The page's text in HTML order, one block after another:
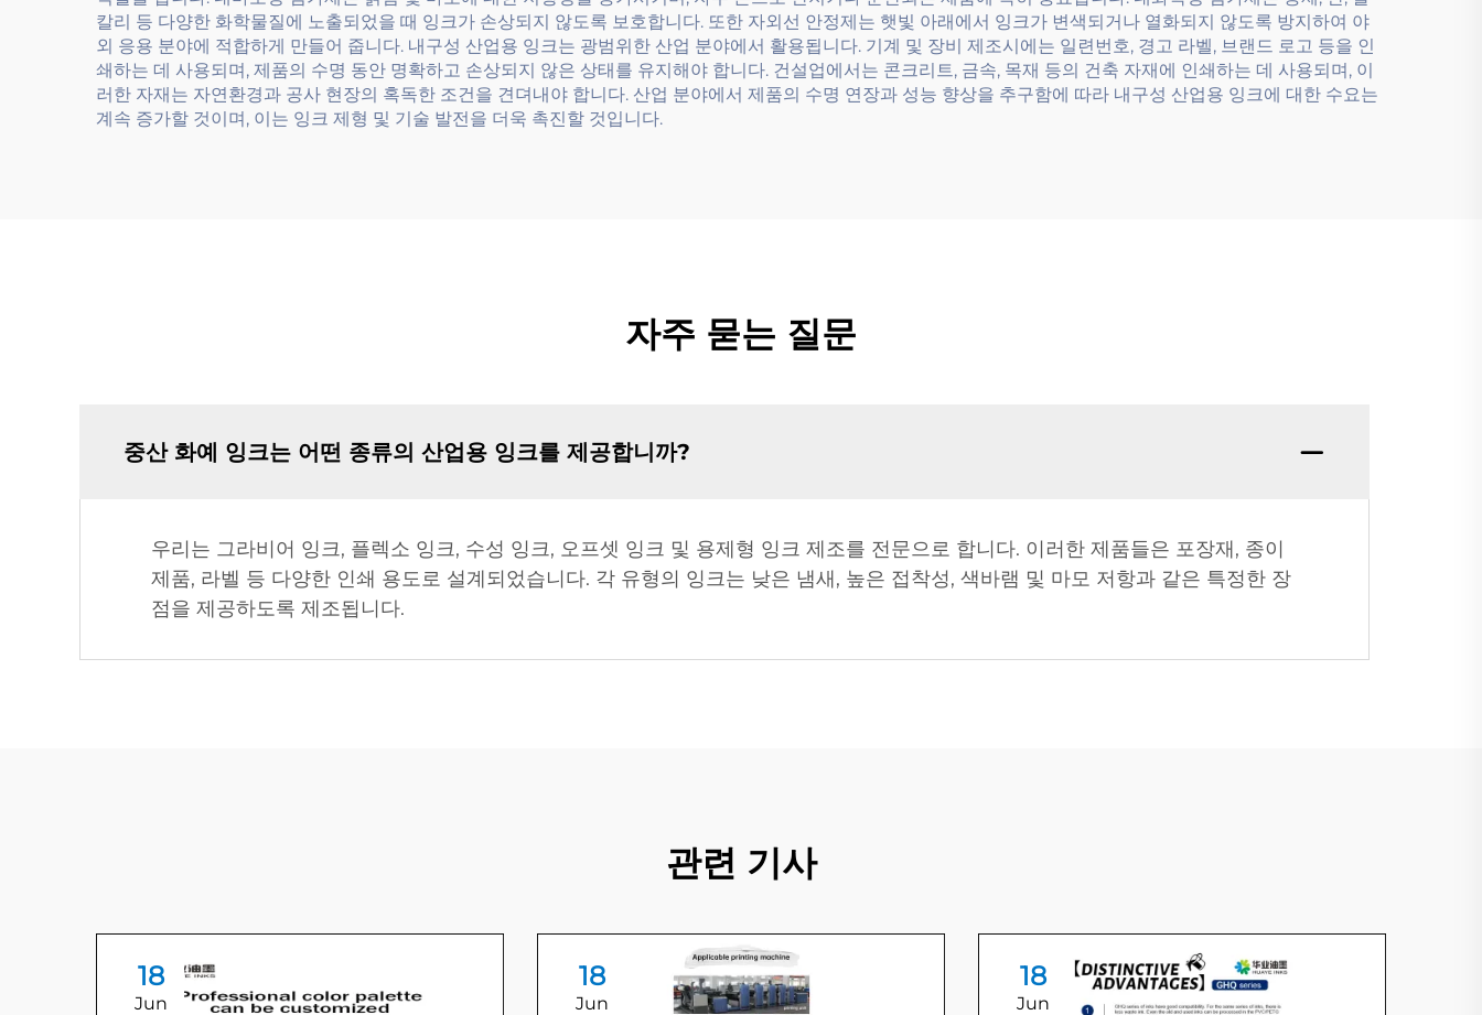
칼리 등 다양한 화학물질에 노출되었을 때 잉크가 손상되지 않도록 보호합니다. 또한 자외선 안정제는 햇빛 아래에서 잉크가 변색되거나 열화되지 않도록 방지하여 야
외 응용 분야에 적합하게 만들어 줍니다. 내구성 산업용 잉크는 광범위한 산업 분야에서 활용됩니다. 기계 및 장비 제조시에는 일련번호, 경고 라벨, 브랜드 로고 등을 인
쇄하는 데 사용되며, 제품의 수명 동안 명확하고 손상되지 않은 상태를 유지해야 합니다. 건설업에서는 콘크리트, 금속, 목재 등의 건축 자재에 인쇄하는 데 사용되며, 이
러한 자재는 자연환경과 공사 현장의 혹독한 조건을 견뎌내야 합니다. 산업 분야에서 제품의 수명 연장과 성능 향상을 추구함에 따라 내구성 산업용 잉크에 대한 수요는
계속 증가할 것이며, 이는 잉크 제형 및 기술 발전을 더욱 촉진할 것입니다.
자주 묻는 질문
중산 화예 잉크는 어떤 종류의 산업용 잉크를 제공합니까?
우리는 그라비어 잉크, 플렉소 잉크, 수성 잉크, 오프셋 잉크 및 용제형 잉크 제조를 전문으로 합니다. 이러한 제품들은 포장재, 종이
제품, 라벨 등 다양한 인쇄 용도로 설계되었습니다. 각 유형의 잉크는 낮은 냄새, 높은 접착성, 색바램 및 마모 저항과 같은 특정한 장
점을 제공하도록 제조됩니다.
관련 기사
18
Jun
18
Jun
18
Jun